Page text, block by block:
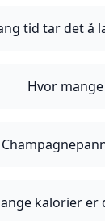
tid tar det å
Hvor
kalorier er